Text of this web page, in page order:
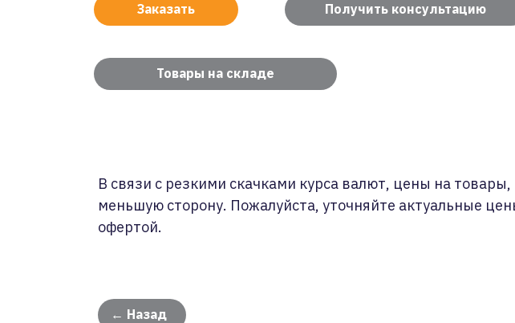
Заказать Получить консультацию
Товары на складе
В связи с резкими скачками курса валют, цены на
меньшую сторону. Пожалуйста, уточняйте актуальные
офертой.
← Назад